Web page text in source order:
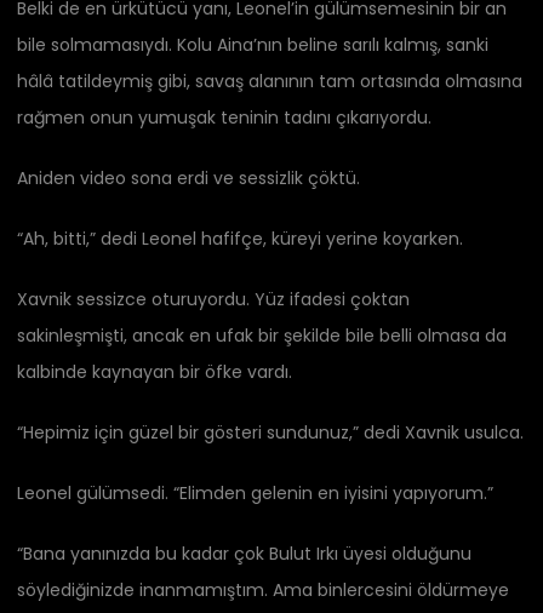
Belki de en ürkütücü yanı, Leonel’in gülümsemesinin bir an
bile solmamasıydı. Kolu Aina’nın beline sarılı kalmış, sanki
hâlâ tatildeymiş gibi, savaş alanının tam ortasında olmasına
rağmen onun yumuşak teninin tadını çıkarıyordu.
Aniden video sona erdi ve sessizlik çöktü.
“Ah, bitti,” dedi Leonel hafifçe, küreyi yerine koyarken.
Xavnik sessizce oturuyordu. Yüz ifadesi çoktan
sakinleşmişti, ancak en ufak bir şekilde bile belli olmasa da
kalbinde kaynayan bir öfke vardı.
“Hepimiz için güzel bir gösteri sundunuz,” dedi Xavnik usulca.
Leonel gülümsedi. “Elimden gelenin en iyisini yapıyorum.”
“Bana yanınızda bu kadar çok Bulut Irkı üyesi olduğunu
söylediğinizde inanmamıştım. Ama binlercesini öldürmeye